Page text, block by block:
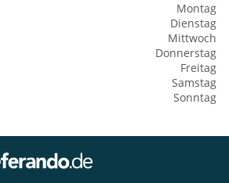
Montag
Dienstag
Mittwoch
Donnerstag
Freitag
Samstag
Sonntag